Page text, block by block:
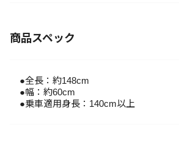
商品スペック
●全長：約148cm
●幅：約60cm
●乗車適用身長：140cm以上